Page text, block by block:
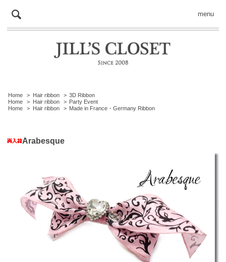
menu
Home > Hair ribbon > 3D Ribbon
Home
> Hair ribbon > Party Event
Home
> Hair ribbon > Made in France・Germany Ribbon
Arabesque